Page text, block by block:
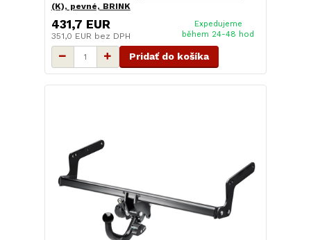
(K), pevné, BRINK
431,7 EUR
351,0 EUR bez DPH
Expedujeme
během 24-48 hod
Pridať do košíka